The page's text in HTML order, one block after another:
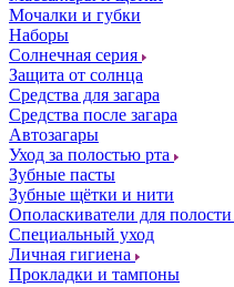
Мочалки и губки
Наборы
Солнечная серия
Защита от солнца
Средства для загара
Средства после загара
Автозагары
Уход за полостью рта
Зубные пасты
Зубные щётки и нити
Ополаскиватели для полости
Специальный уход
Личная гигиена
Прокладки и тампоны